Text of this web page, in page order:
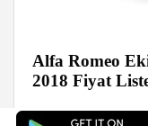
Alfa Romeo
2018 Fiyat
Haberler